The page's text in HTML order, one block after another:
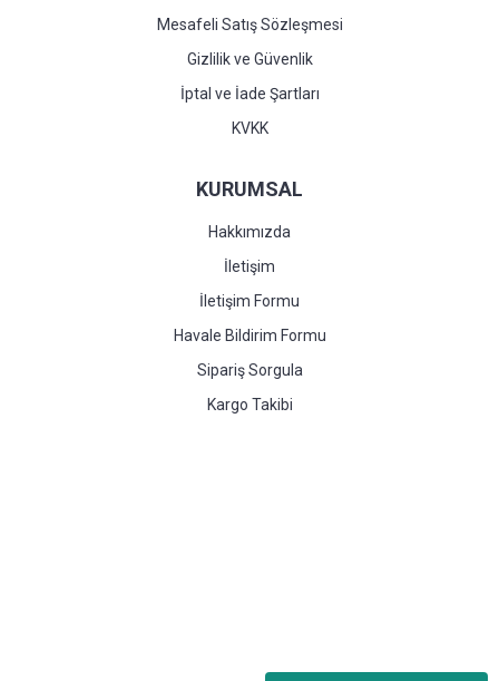
Mesafeli Satış Sözleşmesi
Gizlilik ve Güvenlik
İptal ve İade Şartları
KVKK
KURUMSAL
Hakkımızda
İletişim
İletişim Formu
Havale Bildirim Formu
Sipariş Sorgula
Kargo Takibi